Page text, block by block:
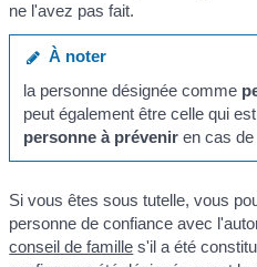
ne l'avez pas fait.
À noter
la personne désignée comme
peut également être celle qui
personne à préveniren cas de
Si vous êtes sous tutelle, vous
personne de confiance avec
conseil de famille s'il a été